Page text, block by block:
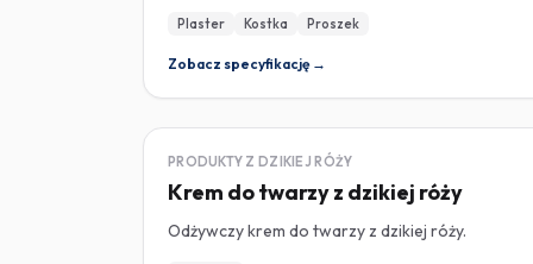
Plaster Kostka Proszek
Zobacz specyfikację →
DZIKA RÓŻA
PRODUKTY Z DZIKIEJ RÓŻY
Krem do twarzy z dzikiej róży
Odżywczy krem do twarzy z dzikiej róży.